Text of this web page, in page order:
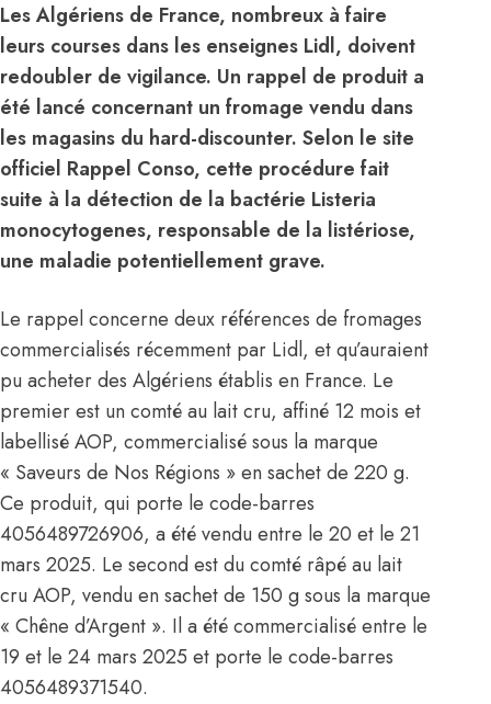
Les Algériens de France, nombreux à faire
leurs courses dans les enseignes Lidl, doivent
redoubler de vigilance. Un rappel de produit a
été lancé concernant un fromage vendu dans
les magasins du hard-discounter. Selon le site
officiel Rappel Conso, cette procédure fait
suite à la détection de la bactérie Listeria
monocytogenes, responsable de la listériose,
une maladie potentiellement grave.
Le rappel concerne deux références de fromages
commercialisés récemment par Lidl, et qu’auraient
pu acheter des Algériens établis en France. Le
premier est un comté au lait cru, affiné 12 mois et
labellisé AOP, commercialisé sous la marque
« Saveurs de Nos Régions » en sachet de 220 g.
Ce produit, qui porte le code-barres
4056489726906, a été vendu entre le 20 et le 21
mars 2025. Le second est du comté râpé au lait
cru AOP, vendu en sachet de 150 g sous la marque
« Chêne d’Argent ». Il a été commercialisé entre le
19 et le 24 mars 2025 et porte le code-barres
4056489371540.